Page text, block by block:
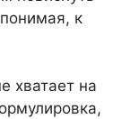
к
хватает на